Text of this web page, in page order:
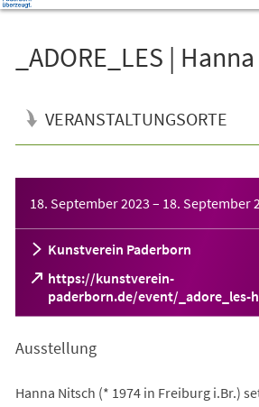
_ADORE_LES |
VERANSTALTUNGSORTE
18. September 2023 – 18. September
Kunstverein Paderborn
https://kunstverein-
paderborn.de/event/_adore_les-
(Öffnet
in
neuen
Ausstellung
Hanna Nitsch (* 1974 in Freiburg i.Br.)